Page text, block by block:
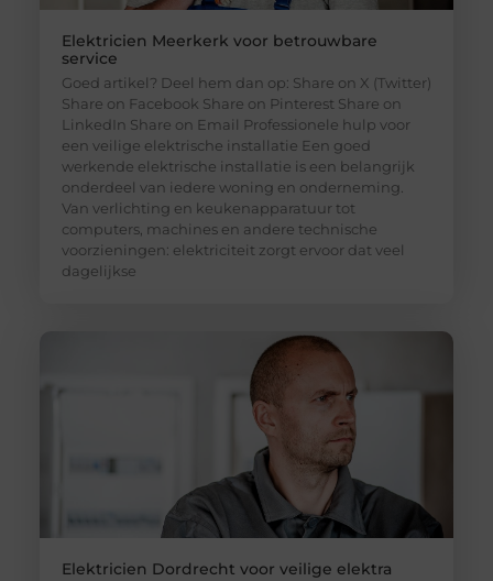
Elektricien Meerkerk voor betrouwbare
service
Goed artikel? Deel hem dan op: Share on X (Twitter)
Share on Facebook Share on Pinterest Share on
LinkedIn Share on Email Professionele hulp voor
een veilige elektrische installatie Een goed
werkende elektrische installatie is een belangrijk
onderdeel van iedere woning en onderneming.
Van verlichting en keukenapparatuur tot
computers, machines en andere technische
voorzieningen: elektriciteit zorgt ervoor dat veel
dagelijkse
Elektricien Dordrecht voor veilige elektra